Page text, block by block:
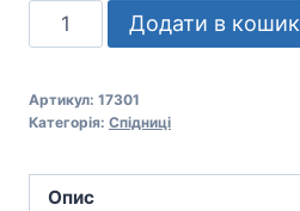
Спідниця
шкільна
кількість
Додати в кошик
Артикул: 17301
Категорія: Спідниці
Опис